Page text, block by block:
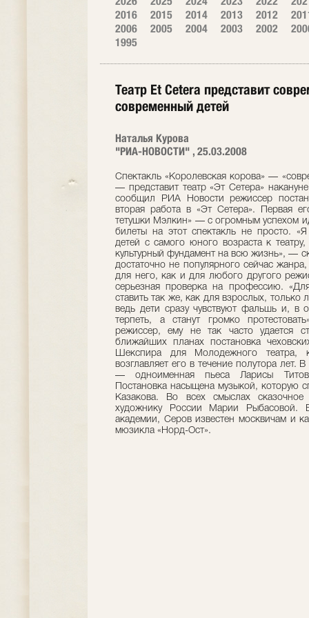
2016
2015 2014 2013 2012
2006
2005 2004 2003 2002
1995
Театр Et Cetera представит
современный детей
Наталья Курова
"РИА-НОВОСТИ" , 25.03.2008
Спектакль «Королевская корова» —
— представит театр «Эт Сетера»
сообщил РИА Новости режиссер
вторая работа в «Эт Сетера». Первая
тетушки Мэлкин» — с огромным успехом
билеты на этот спектакль не просто.
детей с самого юного возраста к
культурный фундамент на всю жизнь», —
достаточно не популярного сейчас
для него, как и для любого другого
серьезная проверка на профессию.
ставить так же, как для взрослых, только
ведь дети сразу чувствуют фальшь и, в
терпеть, а станут громко
режиссер, ему не так часто удается
ближайших планах постановка
Шекспира для Молодежного
возглавляет его в течение полутора лет.
— одноименная пьеса Ларисы
Постановка насыщена музыкой, которую
Казакова. Во всех смыслах
художнику России Марии Рыбасовой.
академии, Серов известен москвичам и
мюзикла «Норд-Ост».